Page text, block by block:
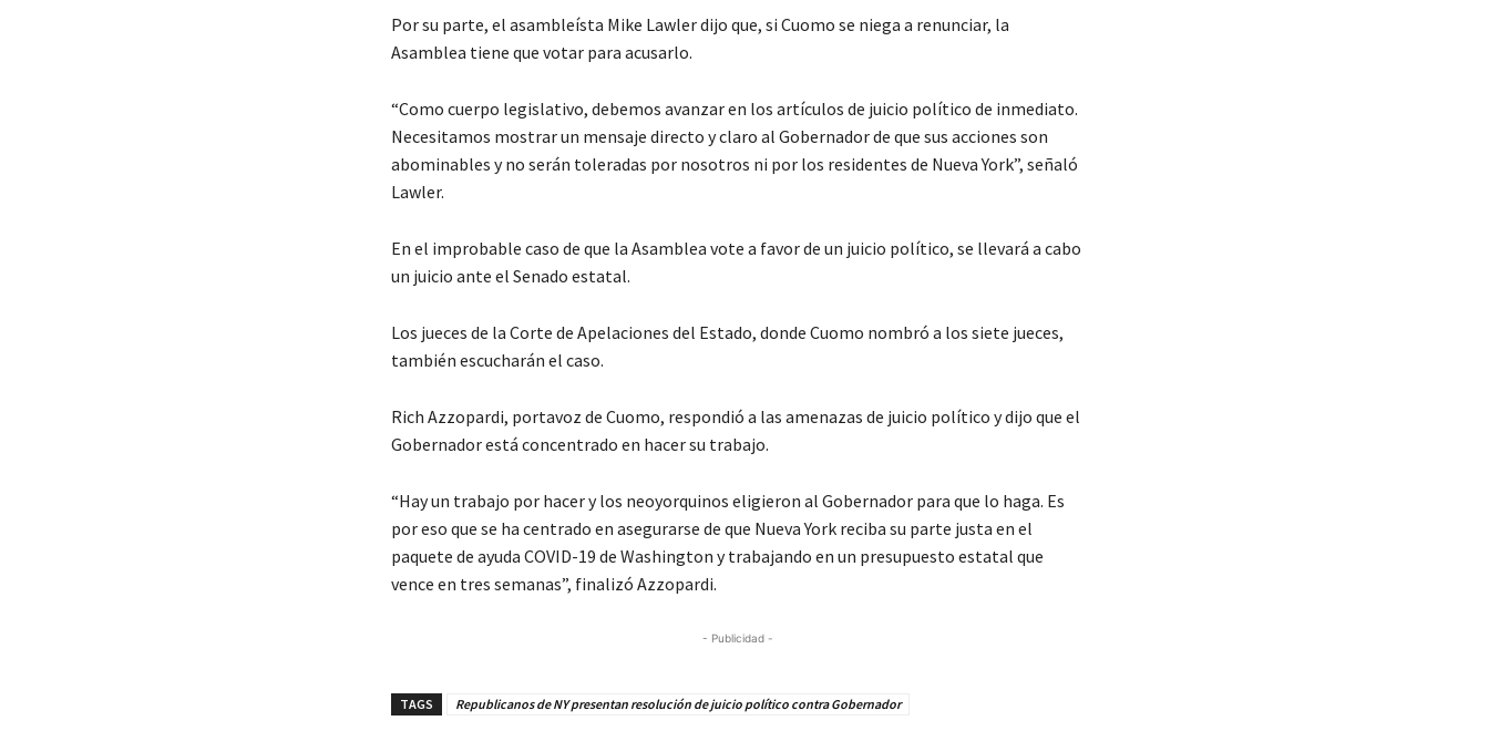
Por su parte, el asambleísta Mike Lawler dijo que, si Cuomo se niega a renunciar, la
Asamblea tiene que votar para acusarlo.
“Como cuerpo legislativo, debemos avanzar en los artículos de juicio político de inmediato.
Necesitamos mostrar un mensaje directo y claro al Gobernador de que sus acciones son
abominables y no serán toleradas por nosotros ni por los residentes de Nueva York”, señaló
Lawler.
En el improbable caso de que la Asamblea vote a favor de un juicio político, se llevará a cabo
un juicio ante el Senado estatal.
Los jueces de la Corte de Apelaciones del Estado, donde Cuomo nombró a los siete jueces,
también escucharán el caso.
Rich Azzopardi, portavoz de Cuomo, respondió a las amenazas de juicio político y dijo que el
Gobernador está concentrado en hacer su trabajo.
“Hay un trabajo por hacer y los neoyorquinos eligieron al Gobernador para que lo haga. Es
por eso que se ha centrado en asegurarse de que Nueva York reciba su parte justa en el
paquete de ayuda COVID-19 de Washington y trabajando en un presupuesto estatal que
vence en tres semanas”, finalizó Azzopardi.
- Publicidad -
TAGS Republicanos de NY presentan resolución de juicio político contra Gobernador